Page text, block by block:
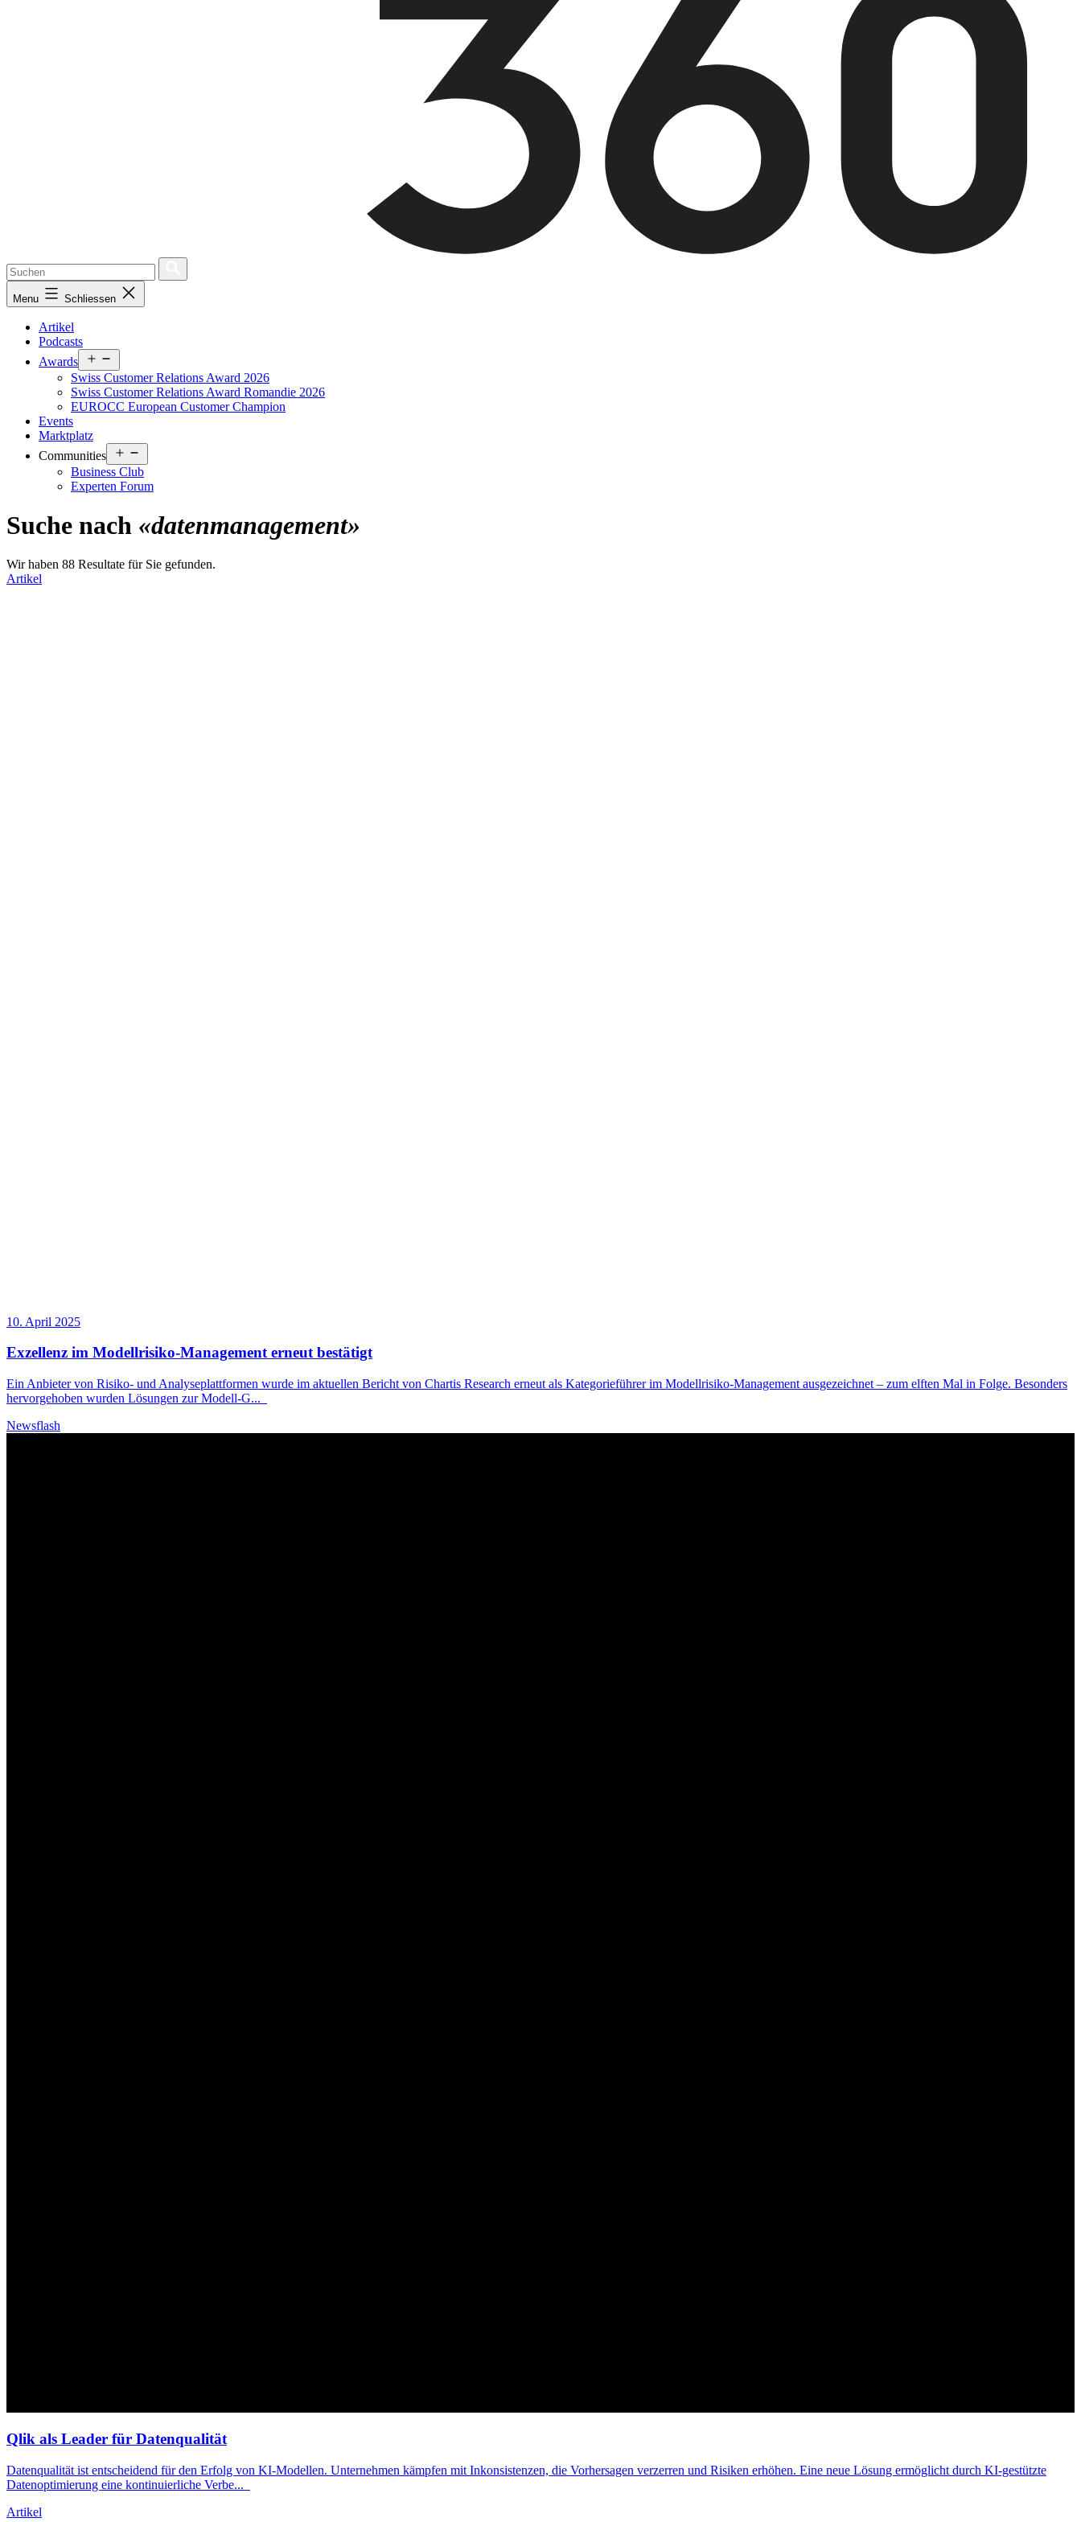
Menu Schliessen
Artikel
Podcasts
Awards
menu
Swiss Customer Relations Award 2026
Swiss Customer Relations Award Romandie 2026
EUROCC European Customer Champion
Events
Marktplatz
Communities
menu
Business Club
Experten Forum
Suche nach «datenmanagement»
Wir haben 88 Resultate für Sie gefunden.
Artikel
10. April 2025
Exzellenz im Modellrisiko-Management erneut bestätigt
Ein Anbieter von Risiko- und Analyseplattformen wurde im aktuellen Bericht von Chartis Research erneut als Kategorieführer im Modellrisiko-Management ausgezeichnet – zum elften Mal in Folge. Besonders
hervorgehoben wurden Lösungen zur Modell-G...
Newsflash
Qlik als Leader für Datenqualität
Datenqualität ist entscheidend für den Erfolg von KI-Modellen. Unternehmen kämpfen mit Inkonsistenzen, die Vorhersagen verzerren und Risiken erhöhen. Eine neue Lösung ermöglicht durch KI-gestützte
Datenoptimierung eine kontinuierliche Verbe...
Artikel